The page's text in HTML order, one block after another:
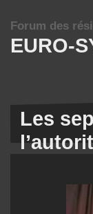
EURO-
Forum des
Les